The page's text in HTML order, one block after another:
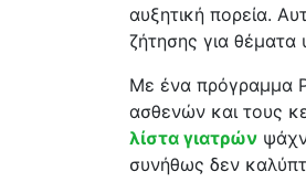
αυξητική πορεία.
ζήτησης για θέματα
Με ένα πρόγραμμα
ασθενών και τους
λίστα γιατρών
συνήθως δεν